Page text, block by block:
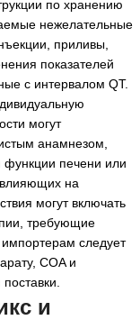
по хранению
нежелательные
приливы,
показателей
с интервалом QT.
могут
анамнезом,
печени или
на
могут включать
требующие
следует
COA и
и